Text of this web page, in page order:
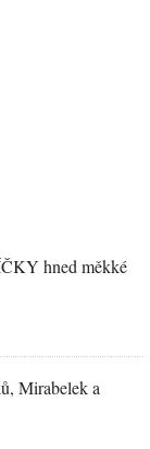
hned měkké
Mirabelek a